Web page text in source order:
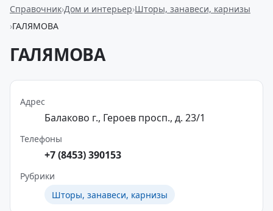
Справочник Дом и интерьер Шторы, занавеси, карнизы
ГАЛЯМОВА
ГАЛЯМОВА
Адрес
Балаково г., Героев просп., д. 23/1
Телефоны
+7 (8453) 390153
Рубрики
Шторы, занавеси, карнизы